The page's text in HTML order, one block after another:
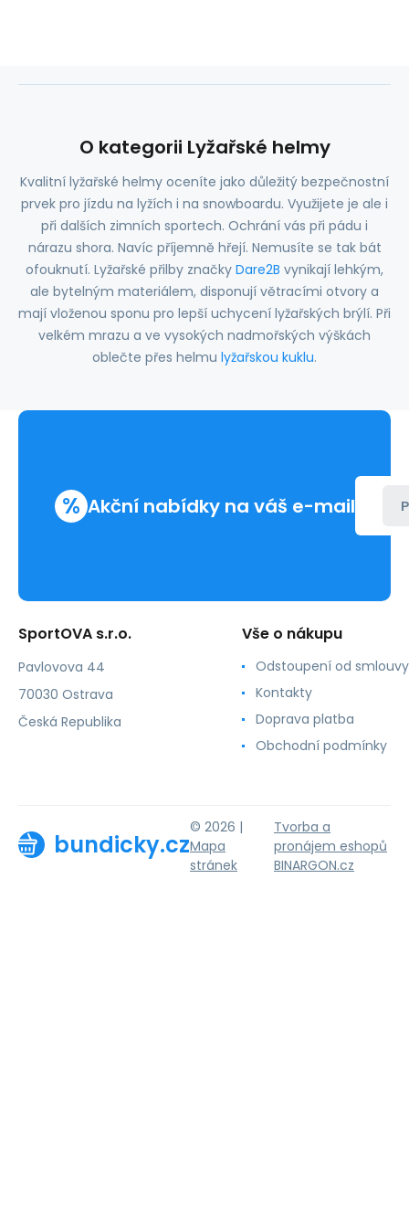
O kategorii Lyžařské helmy
Kvalitní lyžařské helmy oceníte jako důležitý bezpečnostní
prvek pro jízdu na lyžích i na snowboardu. Využijete je ale i
při dalších zimních sportech. Ochrání vás při pádu i
nárazu shora. Navíc příjemně hřejí. Nemusíte se tak bát
ofouknutí. Lyžařské přilby značky Dare2B vynikají lehkým,
ale bytelným materiálem, disponují větracími otvory a
mají vloženou sponu pro lepší uchycení lyžařských brýlí. Při
velkém mrazu a ve vysokých nadmořských výškách
oblečte přes helmu lyžařskou kuklu.
% Akční nabídky na váš e-mail
SportOVA s.r.o.
Pavlovova 44
70030 Ostrava
Česká Republika
Vše o nákupu
Odstoupení od smlouvy
Kontakty
Doprava platba
Obchodní podmínky
bundicky.cz
© 2026 |
Mapa
stránek
Tvorba a
pronájem eshopů
BINARGON.cz